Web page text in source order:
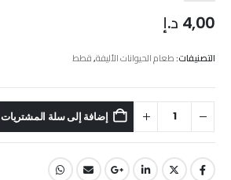
4,00 د.إ
التصنيفات:طعام الحيوانات الأليفة,قطط
إضافة إلى سلة المشتريات